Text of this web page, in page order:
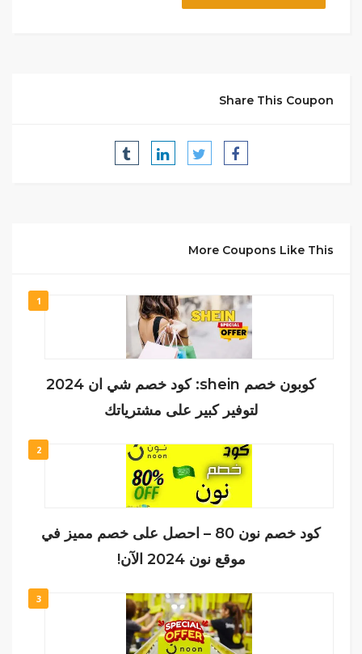
Share This Coupon
More Coupons Like This
1
كوبون خصم shein: كود خصم شي ان 2024
لتوفير كبير على مشترياتك
2
كود خصم نون 80 – احصل على خصم مميز في
موقع نون 2024 الآن!
3